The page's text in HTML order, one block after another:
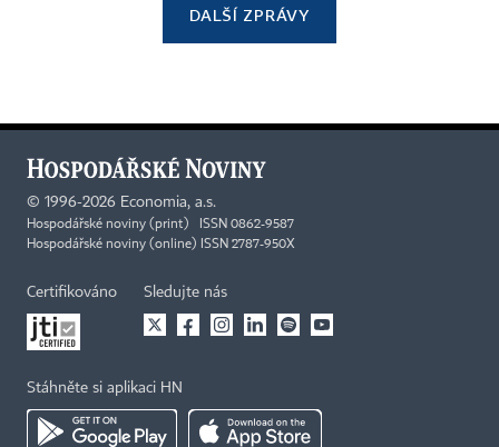
DALŠÍ ZPRÁVY
© 1996-2026 Economia, a.s.
Hospodářské noviny (print) ISSN 0862-9587
Hospodářské noviny (online) ISSN 2787-950X
Certifikováno Sledujte nás
Stáhněte si aplikaci HN